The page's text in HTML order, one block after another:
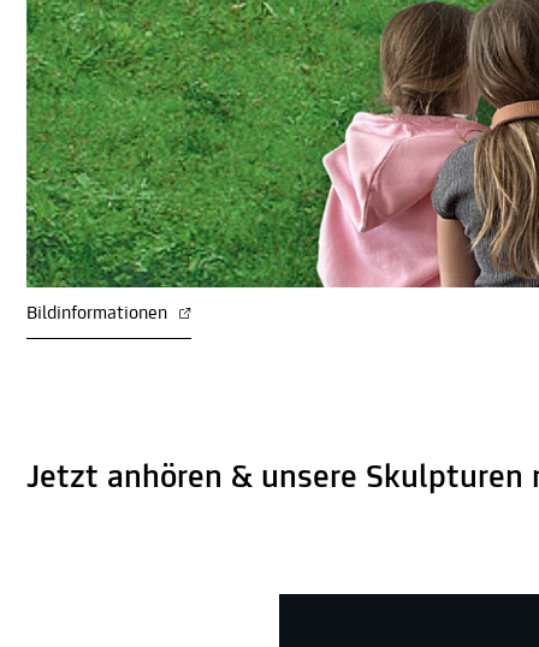
Bildinformationen
Jetzt anhören & unsere Skulpturen